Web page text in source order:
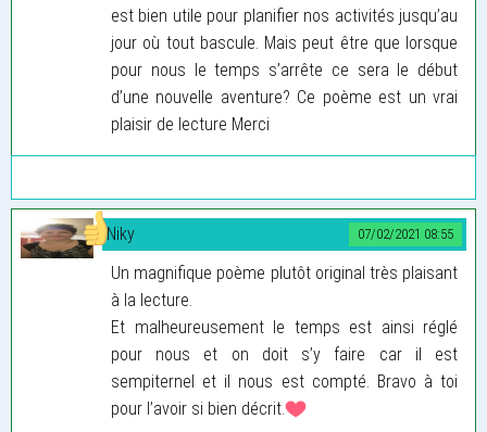
est bien utile pour planifier nos activités jusqu’au
jour où tout bascule. Mais peut être que lorsque
pour nous le temps s’arrête ce sera le début
d’une nouvelle aventure? Ce poème est un vrai
plaisir de lecture Merci
07/02/2021 08:55
Niky
Un magnifique poème plutôt original très plaisant
à la lecture.
Et malheureusement le temps est ainsi réglé
pour nous et on doit s’y faire car il est
sempiternel et il nous est compté. Bravo à toi
pour l’avoir si bien décrit.